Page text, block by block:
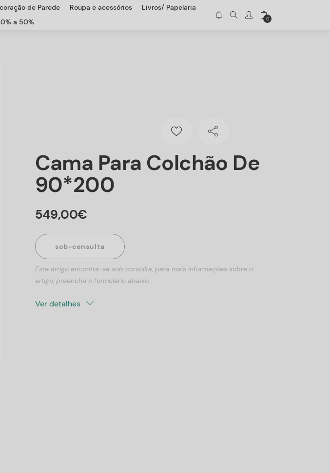
de Parede Roupa e acessórios
Livros/ Papelaria
a 50%
0
Cama Para Colchão De
90*200
549,00€
sob-consulta
Este artigo encontra-se sob consulta, para mais informações sobre o
artigo, preencha o formulário abaixo.
Ver detalhes